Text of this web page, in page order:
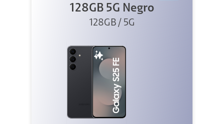
128GB 5G Negro
128GB / 5G